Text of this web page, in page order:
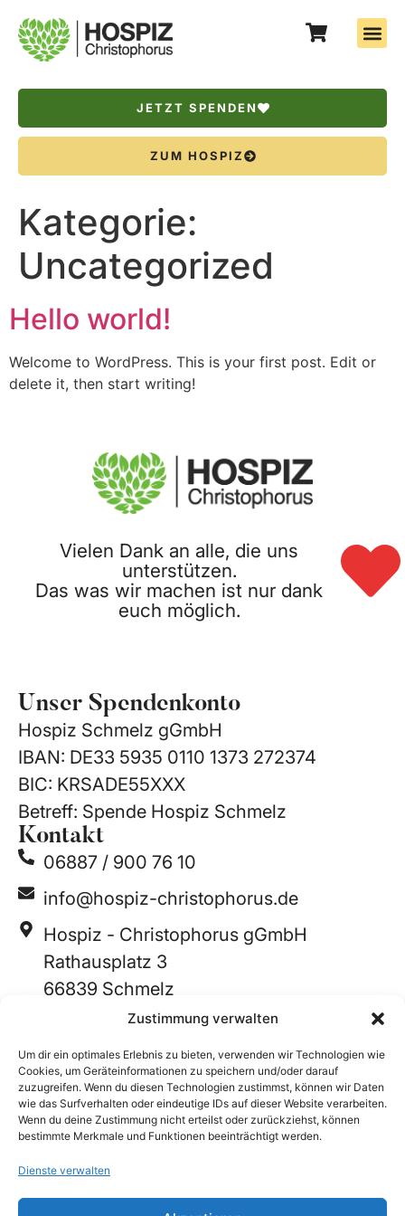
Zustimmung verwalten
Um dir ein optimales Erlebnis zu bieten, verwenden wir Technologien wie
Cookies, um Geräteinformationen zu speichern und/oder darauf
zuzugreifen. Wenn du diesen Technologien zustimmst, können wir Daten
wie das Surfverhalten oder eindeutige IDs auf dieser Website verarbeiten.
Wenn du deine Zustimmung nicht erteilst oder zurückziehst, können
bestimmte Merkmale und Funktionen beeinträchtigt werden.
Dienste verwalten
JETZT SPENDEN
ZUM HOSPIZ
Kategorie:
Uncategorized
Hello world!
Welcome to WordPress. This is your first post. Edit or
delete it, then start writing!
Vielen Dank an alle, die uns
unterstützen.
Das was wir machen ist nur dank
euch möglich.
Unser Spendenkonto
Hospiz Schmelz gGmbH
IBAN: DE33 5935 0110 1373 272374
BIC: KRSADE55XXX
Betreff: Spende Hospiz Schmelz
Kontakt
06887 / 900 76 10
info@hospiz-christophorus.de
Hospiz - Christophorus gGmbH
Rathausplatz 3
66839 Schmelz
Zimmer-Patenschaften
Freie Spende